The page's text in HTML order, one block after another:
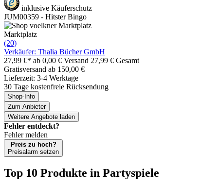
inklusive Käuferschutz
JUM00359 - Hitster Bingo
Marktplatz
(20)
Verkäufer: Thalia Bücher GmbH
27,99 €* ab 0,00 € Versand 27,99 € Gesamt
Gratisversand ab 150,00 €
Lieferzeit: 3-4 Werktage
30 Tage kostenfreie Rücksendung
Shop-Info
Zum Anbieter
Weitere Angebote laden
Fehler entdeckt?
Fehler melden
Preis zu hoch?
Preisalarm setzen
Top 10 Produkte in Partyspiele